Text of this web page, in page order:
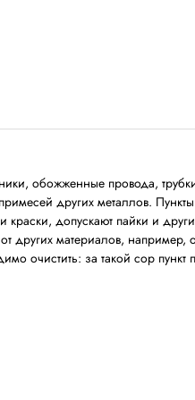
обожженные провода,
других металлов.
краски, допускают пайки и
других материалов, например,
очистить: за такой сор пункт